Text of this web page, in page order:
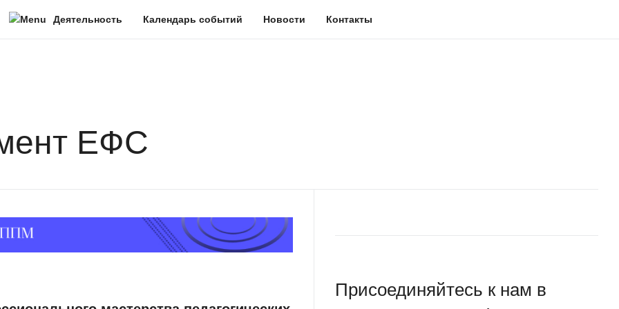
Деятельность
Единая федеральная система
Федеральный реестр программ ДПО
Календарь событий Новости Контакты
ЕФС
Присоединяйтесь к нам в